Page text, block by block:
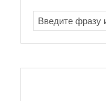
FOR: